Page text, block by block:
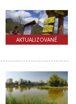
AKTUALIZOVANÉ